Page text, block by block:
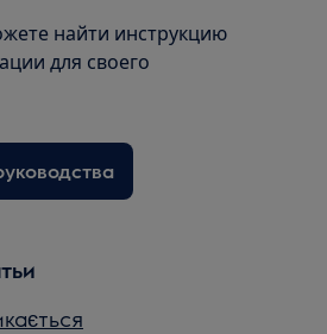
найти инструкцию
для своего